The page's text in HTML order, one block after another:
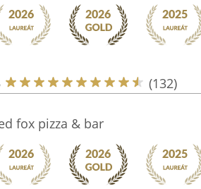
(132)
fox pizza & bar